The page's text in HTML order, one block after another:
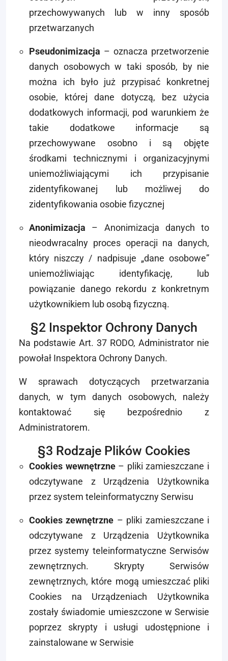
przechowywanych lub w inny sposób
przetwarzanych
Pseudonimizacja – oznacza przetworzenie
danych osobowych w taki sposób, by nie
można ich było już przypisać konkretnej
osobie, której dane dotyczą, bez użycia
dodatkowych informacji, pod warunkiem że
takie dodatkowe informacje są
przechowywane osobno i są objęte
środkami technicznymi i organizacyjnymi
uniemożliwiającymi ich przypisanie
zidentyfikowanej lub możliwej do
zidentyfikowania osobie fizycznej
Anonimizacja – Anonimizacja danych to
nieodwracalny proces operacji na danych,
który niszczy / nadpisuje „dane osobowe”
uniemożliwiając identyfikację, lub
powiązanie danego rekordu z konkretnym
użytkownikiem lub osobą fizyczną.
§2 Inspektor Ochrony Danych
Na podstawie Art. 37 RODO, Administrator nie
powołał Inspektora Ochrony Danych.
W sprawach dotyczących przetwarzania
danych, w tym danych osobowych, należy
kontaktować się bezpośrednio z
Administratorem.
§3 Rodzaje Plików Cookies
Cookies wewnętrzne– pliki zamieszczane i
odczytywane z Urządzenia Użytkownika
przez system teleinformatyczny Serwisu
Cookies zewnętrzne – pliki zamieszczane i
odczytywane z Urządzenia Użytkownika
przez systemy teleinformatyczne Serwisów
zewnętrznych. Skrypty Serwisów
zewnętrznych, które mogą umieszczać pliki
Cookies na Urządzeniach Użytkownika
zostały świadomie umieszczone w Serwisie
poprzez skrypty i usługi udostępnione i
zainstalowane w Serwisie